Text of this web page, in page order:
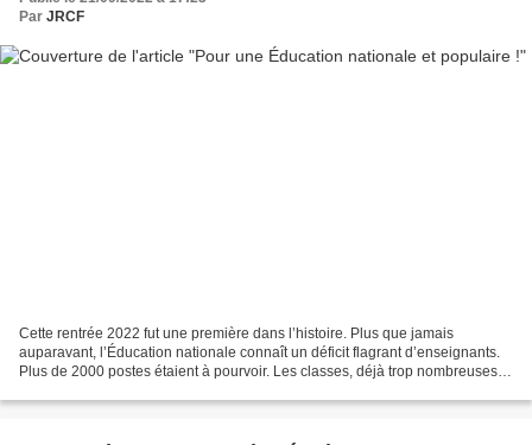
Par JRCF
Cette rentrée 2022 fut une première dans l’histoire. Plus que jamais
auparavant, l’Éducation nationale connaît un déficit flagrant d’enseignants.
Plus de 2000 postes étaient à pourvoir. Les classes, déjà trop nombreuses